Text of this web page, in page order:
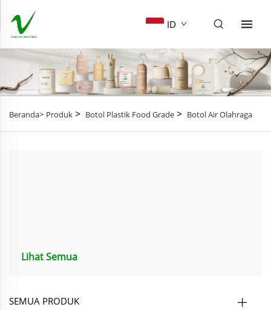
ID
Beranda> Produk > Botol Plastik Food Grade > Botol Air Olahraga
Lihat Semua
SEMUA PRODUK